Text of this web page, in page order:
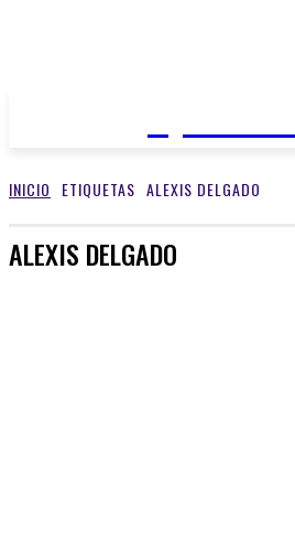
INICIO ETIQUETAS ALEXIS DELGADO
ALEXIS DELGADO